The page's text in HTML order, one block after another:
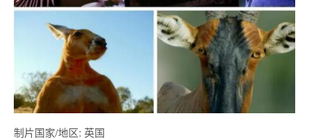
制片国家/地区: 英国